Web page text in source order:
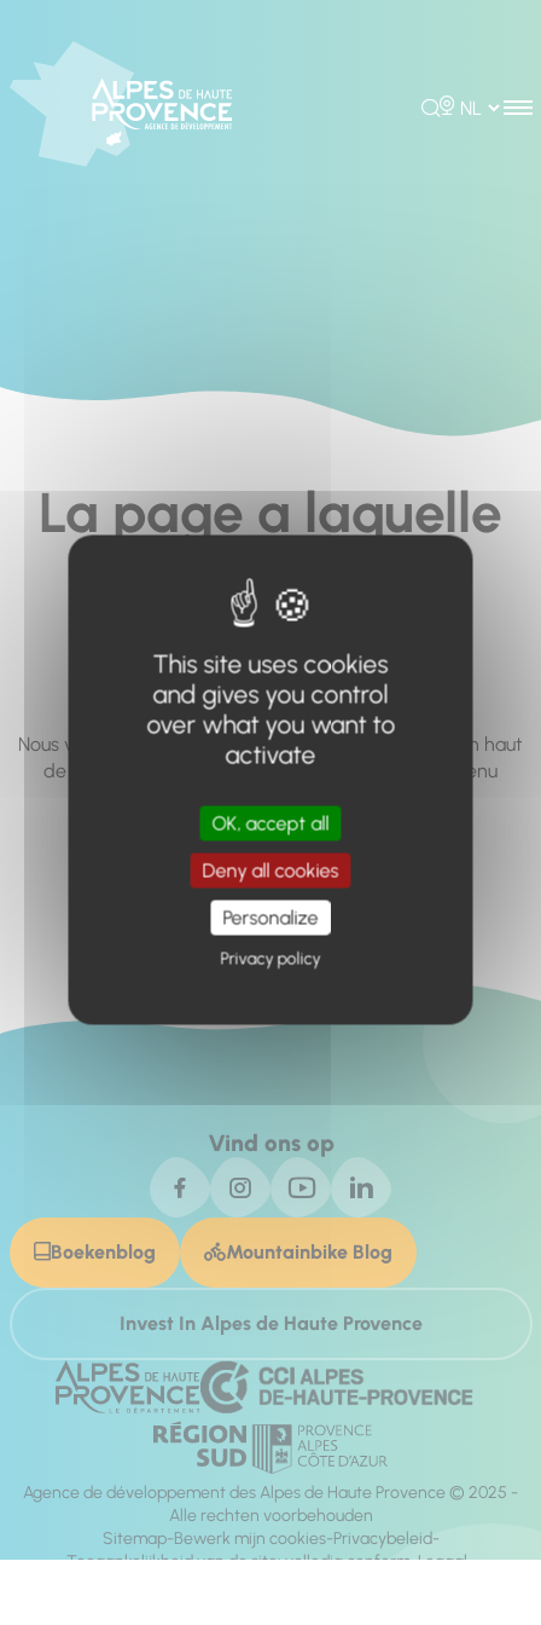
Rechercher
Choisir la
La page a laquelle
vous cherchez à
accéder n'existe
pas... ou plus.
Nous vous invitons à utiliser le moteur de recherche en haut
de page, ou à utiliser le menu pour trouver le contenu
Retour à l'accueil
Vind ons op
Boekenblog Mountainbike Blog
Invest In Alpes de Haute Provence
Agence de développement des Alpes de Haute Provence © 2025 -
Alle rechten voorbehouden
Sitemap Bewerk mijn cookies Privacybeleid
Toegankelijkheid van de site: volledig conform Legaal
This site uses cookies
and gives you control
over what you want to
activate
OK, accept all
Deny all cookies
Personalize
Privacy policy